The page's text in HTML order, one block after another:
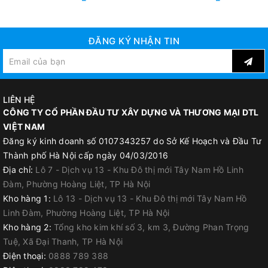
hiện đại cho máy, vừa đảm bảo độ bền bỉ và tuổi thọ của máy
Ứng Dụng:
Máy thổi được sử dụng để vệ sinh chuồng trại, sân bãi, nóc
nhà…
Máy thổi lá tại Việt Nam thường có ở các trang trại lớn và
dùng trong mục đích chuyên nghiệp chủ yếu bảo vệ rừng.
ĐĂNG KÝ NHẬN TIN
LIÊN HỆ
CÔNG TY CỔ PHẦN ĐẦU TƯ XÂY DỰNG VÀ THƯƠNG MẠI DTL
VIỆT NAM
Đăng ký kinh doanh số 0107343257 do Sở Kế Hoạch và Đầu Tư
Thành phố Hà Nội cấp ngày 04/03/2016
Địa chỉ: Lô 7 - Dịch vụ 13 - Khu Đô thị mới Tây Nam Hồ Linh
Đàm, Phường Hoàng Liệt, TP Hà Nội
Kho hàng 1: Lô 13 - Dịch vụ 13 - Khu Đô thị mới Tây Nam Hồ
Linh Đàm, Phường Hoàng Liệt, TP Hà Nội
Kho hàng 2: Tổng kho kim khí số 3, km 3, Đường Phan Trọng
Tuệ, Xã Đại Thanh, TP Hà Nội
Điện thoại: 0888 789 388